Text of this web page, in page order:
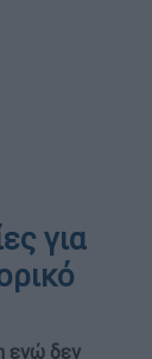
για
ενώ δεν